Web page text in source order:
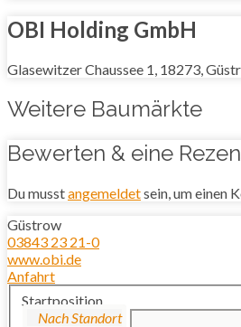
OBI Holding GmbH
Glasewitzer Chaussee 1, 18273,
Weitere Baumärkte
Bewerten & eine
Du musstangemeldetsein, um einen
Güstrow
03843 23 21-0
www.obi.de
Anfahrt
Startposition